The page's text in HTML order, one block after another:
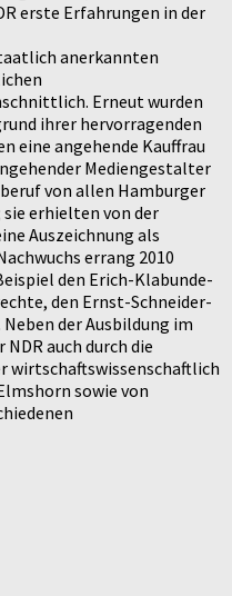
erste Erfahrungen in der
anerkannten
Erneut wurden
ihrer hervorragenden
eine angehende Kauffrau
Mediengestalter
von allen Hamburger
erhielten von der
Auszeichnung als
errang 2010
den Erich-Klabunde-
den Ernst-Schneider-
der Ausbildung im
auch durch die
wirtschaftswissenschaftlich
sowie von